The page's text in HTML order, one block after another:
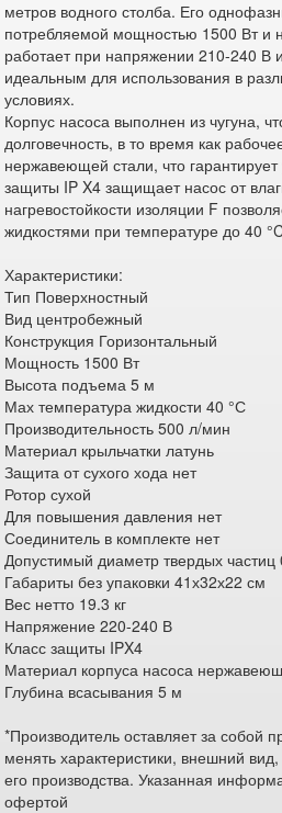
метров водного столба. Его
потребляемой мощностью 1500 Вт и
работает при напряжении 210-240 В
идеальным для использования в
условиях.
Корпус насоса выполнен из чугуна,
долговечность, в то время как
нержавеющей стали, что гарантирует
защиты IP X4 защищает насос от
нагревостойкости изоляции F
жидкостями при температуре до 40
Характеристики:
Тип Поверхностный
Вид центробежный
Конструкция Горизонтальный
Мощность 1500 Вт
Высота подъема 5 м
Мах температура жидкости 40 °С
Производительность 500 л/мин
Материал крыльчатки латунь
Защита от сухого хода нет
Ротор сухой
Для повышения давления нет
Соединитель в комплекте нет
Допустимый диаметр твердых
Габариты без упаковки 41х32х22 см
Вес нетто 19.3 кг
Напряжение 220-240 В
Класс защиты IPX4
Материал корпуса насоса
Глубина всасывания 5 м
*Производитель оставляет за собой
менять характеристики, внешний
его производства. Указанная
офертой